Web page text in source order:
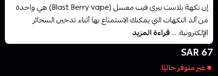
إن نكهة بلاست بيري فيب معسل (Blast Berry vape) هي واحدة
من ألذ النكهات التي يمكنك الاستمتاع بها أثناء تدخين السجائر
الإلكترونية. ...قراءة المزيد
67 SAR
غير متوفر حاليًا